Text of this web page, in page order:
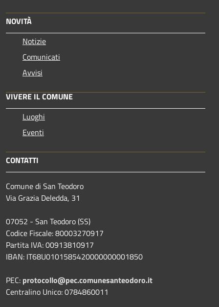
NOVITÀ
Notizie
Comunicati
Avvisi
VIVERE IL COMUNE
Luoghi
Eventi
CONTATTI
Comune di San Teodoro
Via Grazia Deledda, 31
07052 - San Teodoro (SS)
Codice Fiscale: 80003270917
Partita IVA: 00913810917
IBAN: IT68U0101585420000000001850
PEC: protocollo@pec.comunesanteodoro.it
Centralino Unico: 0784860011